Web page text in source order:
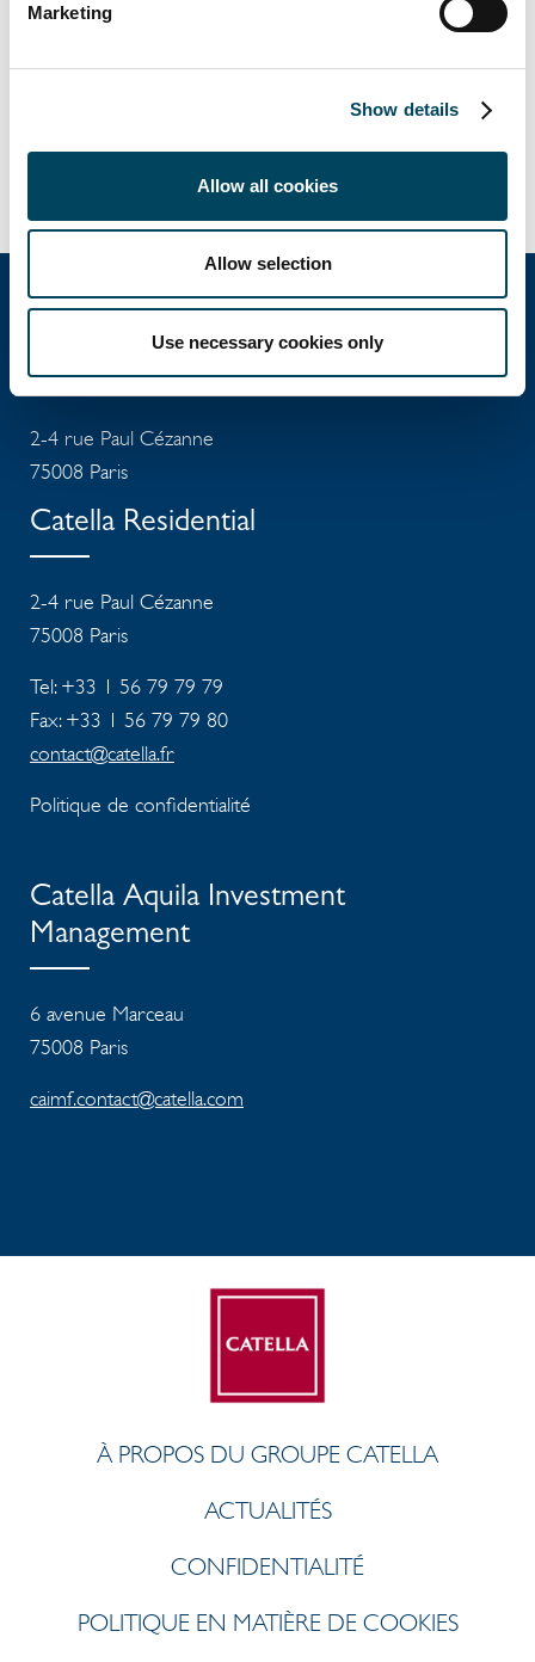
Marketing
Show details
Allow all cookies
Allow selection
Use necessary cookies only
avec le développement d’actifs logistiques de
CLE et à accroître les synergies au sein du
2-4 rue Paul Cézanne
75008 Paris
Catella Residential
2-4 rue Paul Cézanne
75008 Paris
Tel: +33 1 56 79 79 79
Fax: +33 1 56 79 79 80
contact@catella.fr
Politique de confidentialité
Catella Aquila Investment
Management
6 avenue Marceau
75008 Paris
caimf.contact@catella.com
À PROPOS DU GROUPE CATELLA
ACTUALITÉS
CONFIDENTIALITÉ
POLITIQUE EN MATIÈRE DE COOKIES